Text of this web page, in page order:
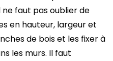
faut pas oublier de
en hauteur, largeur et
de bois et les fixer à
les murs. Il faut